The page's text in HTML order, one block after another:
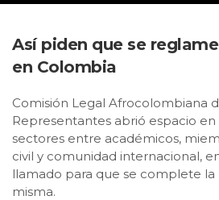
Así piden que se
en Colombia
Comisión Legal Afrocolombiana
Representantes abrió espacio
sectores entre académicos,
civil y comunidad internacional,
llamado para que se complete
misma.